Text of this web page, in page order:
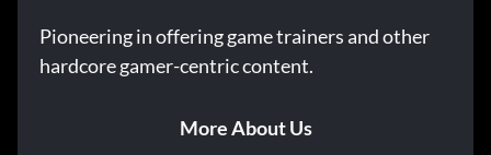
Pioneering in offering game trainers and other
hardcore gamer-centric content.
More About Us